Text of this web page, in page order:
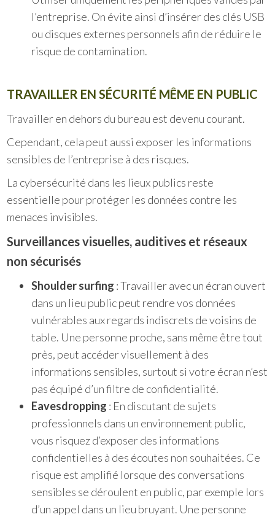
l’entreprise. On évite ainsi d’insérer des clés USB
ou disques externes personnels afin de réduire le
risque de contamination.
TRAVAILLER EN SÉCURITÉ MÊME EN PUBLIC
Travailler en dehors du bureau est devenu courant.
Cependant, cela peut aussi exposer les informations
sensibles de l’entreprise à des risques.
La cybersécurité dans les lieux publics reste
essentielle pour protéger les données contre les
menaces invisibles.
Surveillances visuelles, auditives et réseaux
non sécurisés
Shoulder surfing : Travailler avec un écran ouvert
dans un lieu public peut rendre vos données
vulnérables aux regards indiscrets de voisins de
table. Une personne proche, sans même être tout
près, peut accéder visuellement à des
informations sensibles, surtout si votre écran n’est
pas équipé d’un filtre de confidentialité.
Eavesdropping : En discutant de sujets
professionnels dans un environnement public,
vous risquez d’exposer des informations
confidentielles à des écoutes non souhaitées. Ce
risque est amplifié lorsque des conversations
sensibles se déroulent en public, par exemple lors
d’un appel dans un lieu bruyant. Une personne